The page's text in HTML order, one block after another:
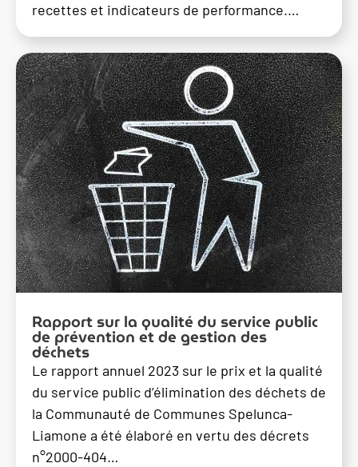
recettes et indicateurs de performance.…
Rapport sur la qualité du service public
de prévention et de gestion des
déchets
Le rapport annuel 2023 sur le prix et la qualité
du service public d’élimination des déchets de
la Communauté de Communes Spelunca-
Liamone a été élaboré en vertu des décrets
n°2000-404…